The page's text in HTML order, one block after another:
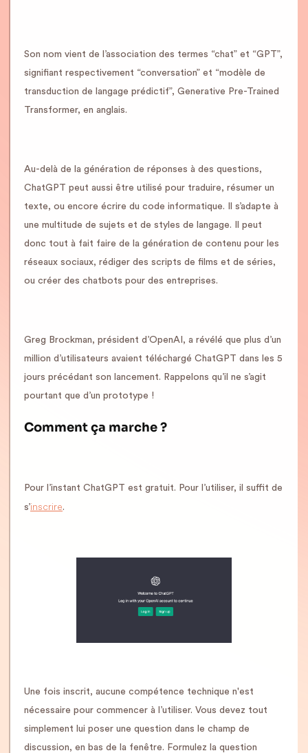
Son nom vient de l’association des termes “chat” et “GPT”,
signifiant respectivement “conversation” et “modèle de
transduction de langage prédictif”, Generative Pre-Trained
Transformer, en anglais.
Au-delà de la génération de réponses à des questions,
ChatGPT peut aussi être utilisé pour traduire, résumer un
texte, ou encore écrire du code informatique. Il s’adapte à
une multitude de sujets et de styles de langage. Il peut
donc tout à fait faire de la génération de contenu pour les
réseaux sociaux, rédiger des scripts de films et de séries,
ou créer des chatbots pour des entreprises.
Greg Brockman, président d’OpenAI, a révélé que plus d’un
million d’utilisateurs avaient téléchargé ChatGPT dans les 5
jours précédant son lancement. Rappelons qu’il ne s’agit
pourtant que d’un prototype !
Comment ça marche ?
Pour l’instant ChatGPT est gratuit. Pour l’utiliser, il suffit de
s’inscrire.
Une fois inscrit, aucune compétence technique n'est
nécessaire pour commencer à l’utiliser. Vous devez tout
simplement lui poser une question dans le champ de
discussion, en bas de la fenêtre. Formulez la question